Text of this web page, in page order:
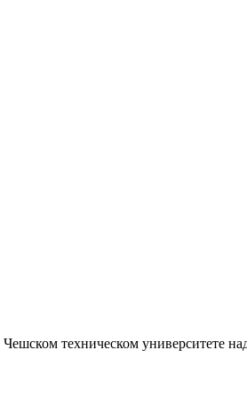
техническом университете